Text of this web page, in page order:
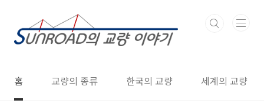
홈 교량의 종류 한국의 교량 세계의 교량